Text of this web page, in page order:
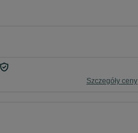
Szczegóły ceny